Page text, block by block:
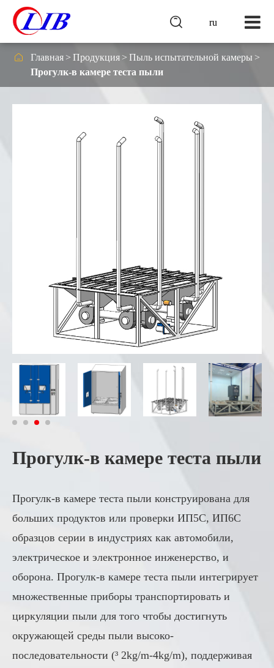
ru

 Главная Продукция
Пыль испытательной камеры
Прогулк-в камере теста пыли
Прогулк-в камере теста пыли
Прогулк-в камере теста пыли конструирована для
больших продуктов или проверки ИП5С, ИП6С
образцов серии в индустриях как автомобили,
электрическое и электронное инженерство, и
оборона. Прогулк-в камере теста пыли интегрирует
множественные приборы транспортировать и
циркуляции пыли для того чтобы достигнуть
окружающей среды пыли высоко-
последовательности (³ 2kg/m-4kg/m), поддерживая